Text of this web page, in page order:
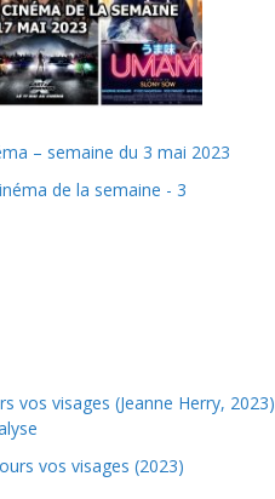
– semaine du 3 mai 2023
vos visages (Jeanne Herry, 2023)